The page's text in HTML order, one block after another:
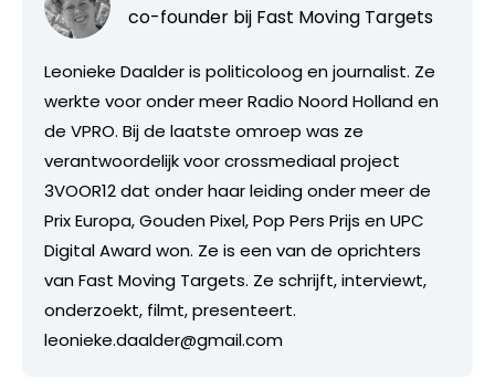
co-founder bij Fast Moving Targets
Leonieke Daalder is politicoloog en journalist. Ze
werkte voor onder meer Radio Noord Holland en
de VPRO. Bij de laatste omroep was ze
verantwoordelijk voor crossmediaal project
3VOOR12 dat onder haar leiding onder meer de
Prix Europa, Gouden Pixel, Pop Pers Prijs en UPC
Digital Award won. Ze is een van de oprichters
van Fast Moving Targets. Ze schrijft, interviewt,
onderzoekt, filmt, presenteert.
leonieke.daalder@gmail.com